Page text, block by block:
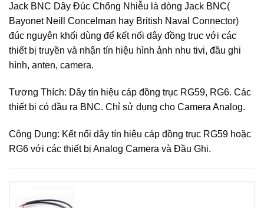
Jack BNC Dây Đúc Chống Nhiễu là dòng Jack BNC(
Bayonet Neill Concelman hay British Naval Connector)
đúc nguyên khối dùng để kết nối dây đồng trục với các
thiết bị truyền và nhận tín hiệu hình ảnh nhu tivi, đầu ghi
hình, anten, camera.
Tương Thích: Dây tín hiệu cáp đồng trục RG59, RG6. Các
thiết bị có đầu ra BNC. Chỉ sử dụng cho Camera Analog.
Công Dụng: Kết nối dây tín hiệu cáp đồng trục RG59 hoặc
RG6 với các thiết bị Analog Camera và Đầu Ghi.